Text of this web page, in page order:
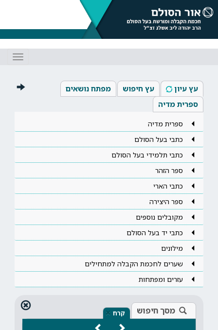
עץ עיון עץ חיפוש
מפתח נושאים
ספרית מדיה
ספרית מדיה
כתבי בעל הסולם
כתבי תלמידי בעל הסולם
ספר הזהר
כתבי הארי
ספר היצירה
מקובלים נוספים
כתבי יד בעל הסולם
מילונים
שערים לחכמת הקבלה למתחילים
עזרים ומפתחות
מסך חיפוש קרח ×